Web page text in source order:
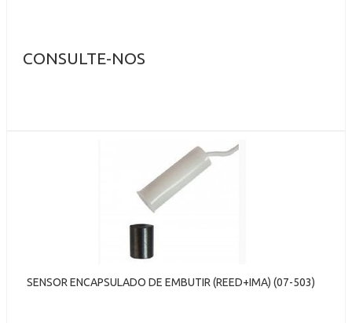
CONSULTE-NOS
SENSOR ENCAPSULADO DE EMBUTIR (REED+IMA) (07-503)